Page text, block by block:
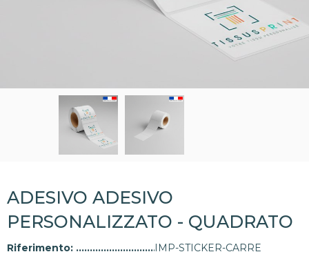
ADESIVO ADESIVO
PERSONALIZZATO - QUADRATO
Riferimento: IMP-STICKER-CARRE